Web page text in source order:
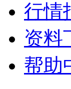
行情
资料
帮助